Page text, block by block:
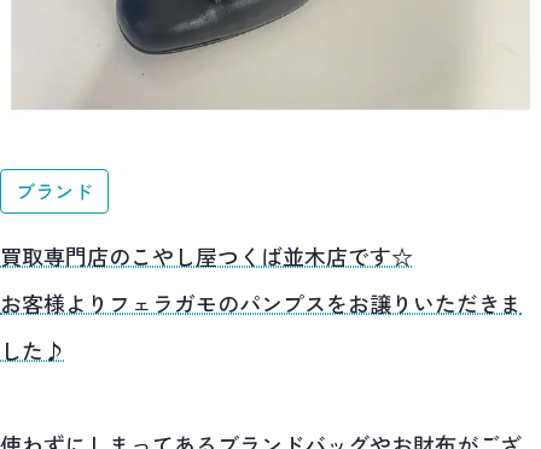
ブランド
買取専門店のこやし屋つくば並木店です☆
お客様よりフェラガモのパンプスをお譲りいただきま
した♪